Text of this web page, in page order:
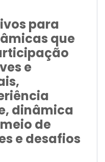
para
que
e
dinâmica
de
e desafios